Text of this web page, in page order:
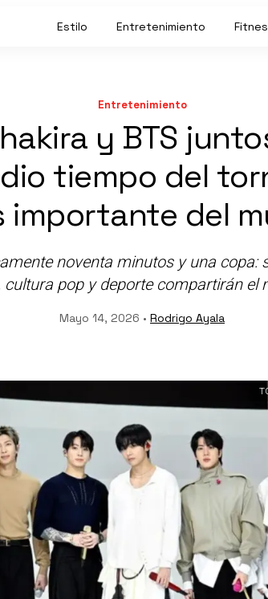
Estilo Entretenimiento
Entretenimiento
y BTS
tiempo del
importante del
noventa minutos y una copa:
cultura pop y deporte compartirán el
Mayo 14, 2026 • Rodrigo Ayala